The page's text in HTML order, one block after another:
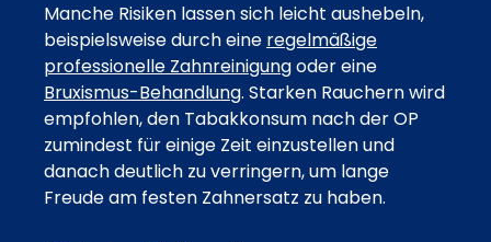
Manche Risiken lassen sich leicht aushebeln,
beispielsweise durch eine regelmäßige
professionelle Zahnreinigungoder eine
Bruxismus-Behandlung. Starken Rauchern wird
empfohlen, den Tabakkonsum nach der OP
zumindest für einige Zeit einzustellen und
danach deutlich zu verringern, um lange
Freude am festen Zahnersatz zu haben.